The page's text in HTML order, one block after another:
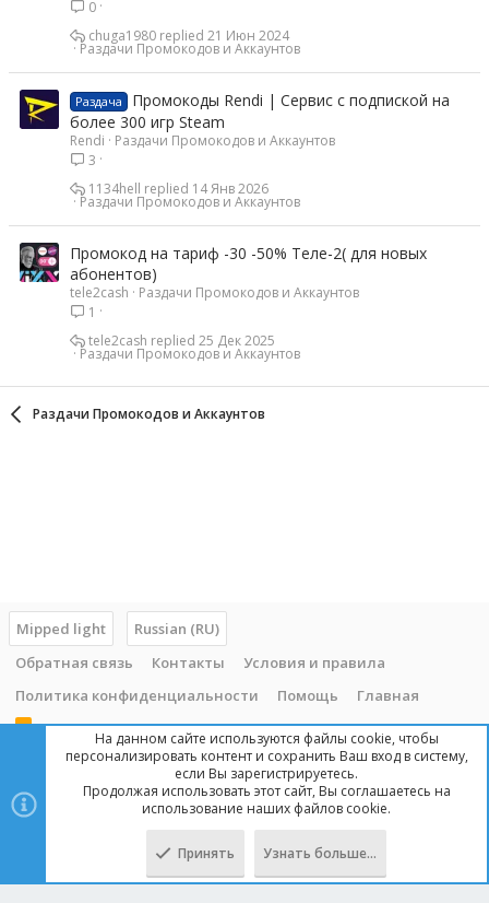
0
Раздачи Промокодов и Аккаунтов
21 Июн 2024
chuga1980
Раздача
Промокоды Rendi | Сервис с подпиской на
более 300 игр Steam
Rendi
Раздачи Промокодов и Аккаунтов
3
Раздачи Промокодов и Аккаунтов
14 Янв 2026
1134hell
Промокод на тариф -30 -50% Теле-2( для новых
абонентов)
tele2cash
Раздачи Промокодов и Аккаунтов
1
Раздачи Промокодов и Аккаунтов
25 Дек 2025
tele2cash
Раздачи Промокодов и Аккаунтов
Mipped light
Russian (RU)
Обратная связь
Контакты
Условия и правила
Политика конфиденциальности
Помощь Главная
R
Copyright © 2014 - 2025, mipped.com. Все права защищены. При
копировании материала с сайта, обратная ссылка обязательна!
На данном сайте используются файлы cookie, чтобы
персонализировать контент и сохранить Ваш вход в систему,
если Вы зарегистрируетесь.
Продолжая использовать этот сайт, Вы соглашаетесь на
использование наших файлов cookie.
Принять Узнать больше…